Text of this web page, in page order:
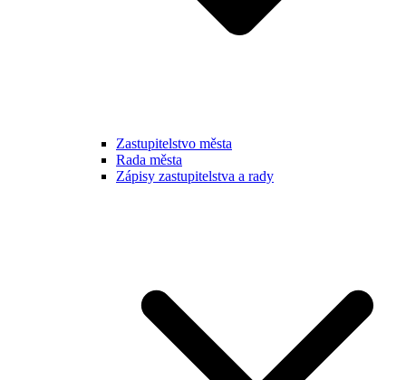
Zastupitelstvo města
Rada města
Zápisy zastupitelstva a rady